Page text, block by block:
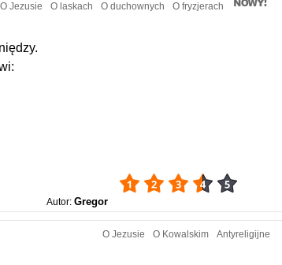
O Jezusie O laskach O duchownych O fryzjerach
Autor: Gregor
O Jezusie O Kowalskim Antyreligijne